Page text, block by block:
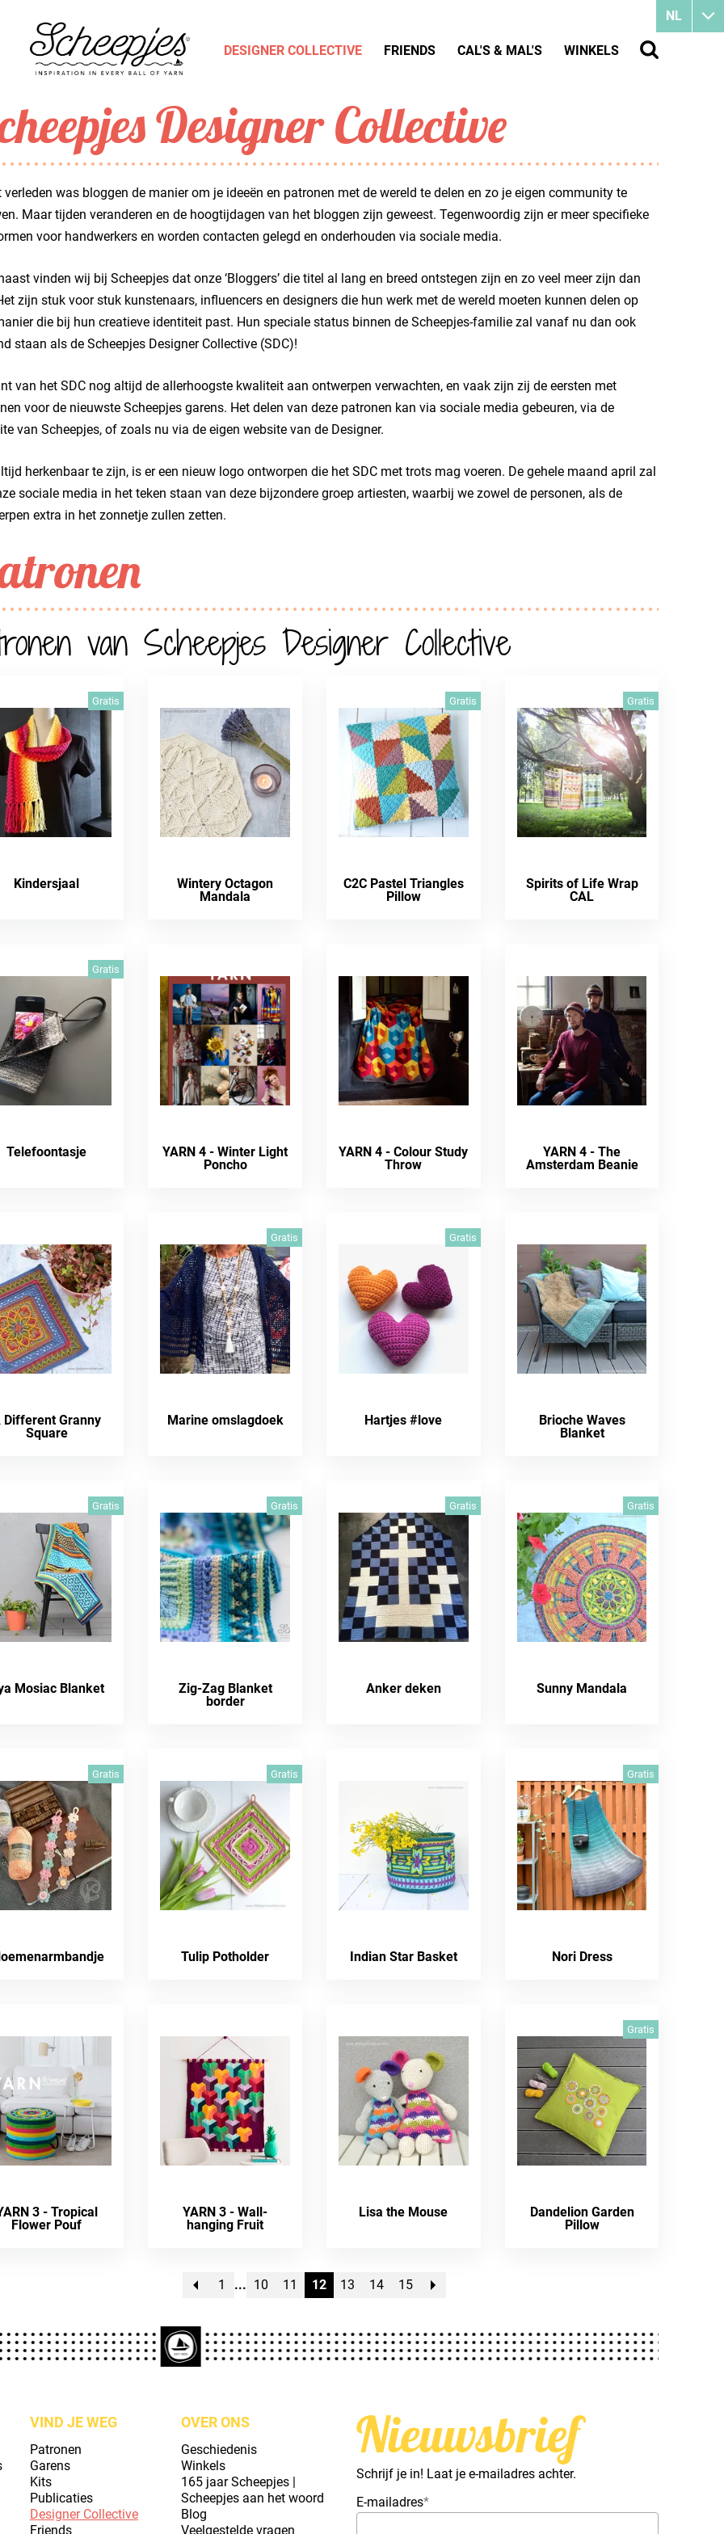
Designer Collective
verleden was bloggen de manier om je ideeën en patronen met de wereld te delen en zo je eigen community te
Maar tijden veranderen en de hoogtijdagen van het bloggen zijn geweest. Tegenwoordig zijn er meer specifieke
voor handwerkers en worden contacten gelegd en onderhouden via sociale media.
vinden wij bij Scheepjes dat onze ‘Bloggers’ die titel al lang en breed ontstegen zijn en zo veel meer zijn dan
zijn stuk voor stuk kunstenaars, influencers en designers die hun werk met de wereld moeten kunnen delen op
die bij hun creatieve identiteit past. Hun speciale status binnen de Scheepjes-familie zal vanaf nu dan ook
staan als de Scheepjes Designer Collective (SDC)!
van het SDC nog altijd de allerhoogste kwaliteit aan ontwerpen verwachten, en vaak zijn zij de eersten met
voor de nieuwste Scheepjes garens. Het delen van deze patronen kan via sociale media gebeuren, via de
van Scheepjes, of zoals nu via de eigen website van de Designer.
herkenbaar te zijn, is er een nieuw logo ontworpen die het SDC met trots mag voeren. De gehele maand april zal
sociale media in het teken staan van deze bijzondere groep artiesten, waarbij we zowel de personen, als de
extra in het zonnetje zullen zetten.
van Scheepjes Designer Collective
Gratis
Kindersjaal
Wintery Octagon
Mandala
Gratis
C2C Pastel Triangles
Pillow
Gratis
Spirits of Life Wrap
CAL
Gratis
Telefoontasje
YARN 4 - Winter Light
Poncho
YARN 4 - Colour Study
Throw
YARN 4 - The
Amsterdam Beanie
Different Granny
Square
Gratis
Marine omslagdoek
Gratis
Hartjes #love
Brioche Waves
Blanket
Gratis
Mosiac Blanket
Gratis
Zig-Zag Blanket
border
Gratis
Anker deken
Gratis
Sunny Mandala
Gratis Gratis
Tulip Potholder Indian Star Basket
Gratis
Nori Dress
3 - Tropical
Flower Pouf
YARN 3 - Wall-
hanging Fruit
Lisa the Mouse
Gratis
Dandelion Garden
Pillow
1 10 11 12 13 14 15
VIND JE WEG
Patronen
Garens
Kits
Publicaties
Designer Collective
Friends
OVER ONS
Geschiedenis
Winkels
165 jaar Scheepjes |
Scheepjes aan het woord
Blog
Veelgestelde vragen
Nieuwsbrief
Schrijf je in! Laat je e-mailadres achter.
E-mailadres*
NL
DESIGNER COLLECTIVE FRIENDS CAL'S & MAL'S WINKELS